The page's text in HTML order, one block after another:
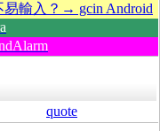
輸入？→ gcin Android
quote